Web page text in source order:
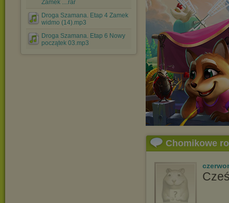
Zamek ....rar
Droga Szamana. Etap 4 Zamek
widmo (14).mp3
Droga Szamana. Etap 6 Nowy
początek 03.mp3
Chomikowe